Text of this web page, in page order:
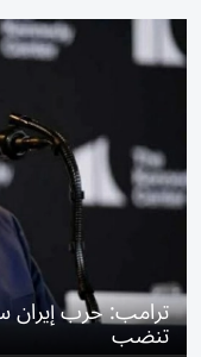
ترامب: حرب إيران
تنضب